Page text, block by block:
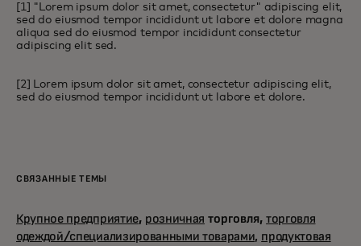
[1] "Lorem ipsum dolor sit amet, consectetur" adipiscing elit,
sed do eiusmod tempor incididunt ut labore et dolore magna
aliqua sed do eiusmod tempor incididunt consectetur
adipiscing elit sed.
[2] Lorem ipsum dolor sit amet, consectetur adipiscing elit,
sed do eiusmod tempor incididunt ut labore et dolore.
СВЯЗАННЫЕ ТЕМЫ
Крупное предприятие, розничная торговля,торговля
одеждой/специализированными товарами, продуктовая